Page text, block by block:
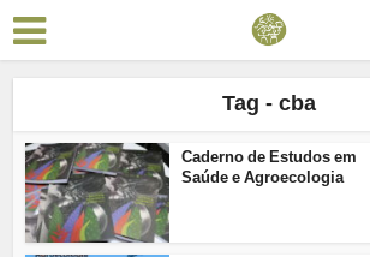
Tag - cba
Caderno de Estudos em
Saúde e Agroecologia